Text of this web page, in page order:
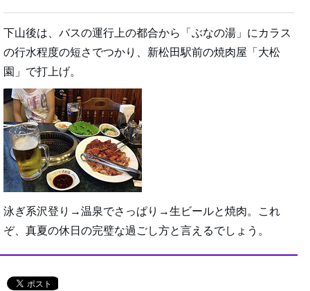
下山後は、バスの運行上の都合から「ぶなの湯」にカラス
の行水程度の短さでつかり、新松田駅前の焼肉屋「大松
園」で打上げ。
泳ぎ系沢登り→温泉でさっぱり→生ビールと焼肉。これ
ぞ、真夏の休日の完璧な過ごし方と言えるでしょう。